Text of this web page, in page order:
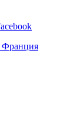
Франция